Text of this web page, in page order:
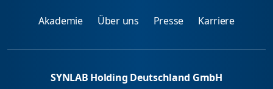
Akademie Über uns Presse Karriere
SYNLAB Holding Deutschland GmbH